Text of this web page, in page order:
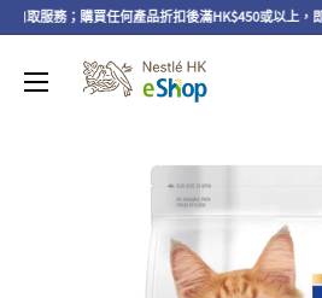
取服務；購買任何產品折扣後滿HK$450或以上，